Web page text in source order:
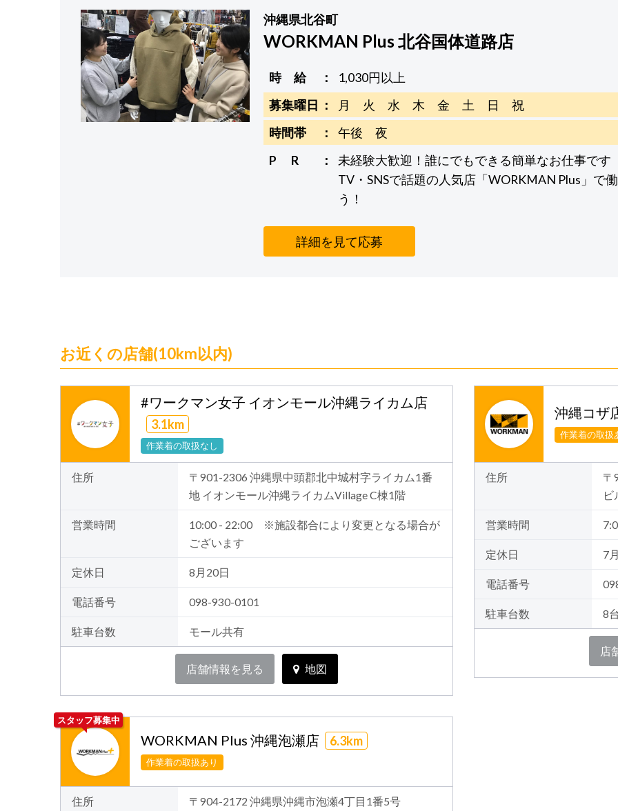
沖縄県北谷町
WORKMAN Plus 北谷国体道路店
時 給
1,030円以上
募集曜日
月 火 水 木 金 土 日 祝
時間帯
午後 夜
P R
未経験大歓迎！誰にでもできる簡単なお仕事です
TV・SNSで話題の人気店「WORKMAN Plus」で
う！
詳細を見て応募
お近くの店舗(10km以内)
#ワークマン女子 イオンモール沖縄ライカム店
3.1km
作業着の取扱なし
住所
〒901-2306 沖縄県中頭郡北中城村字ライカム1番
地 イオンモール沖縄ライカムVillage C棟1階
営業時間
10:00 - 22:00 ※施設都合により変更となる場合が
ございます
定休日 8月20日
電話番号 098-930-0101
駐車台数 モール共有
店舗情報を見る 地図
沖縄コザ
作業着の取扱
住所
〒
ビ
営業時間
定休日 7
電話番号
駐車台数 8
店
スタッフ募集中
WORKMAN Plus 沖縄泡瀬店 6.3km
作業着の取扱あり
住所 〒904-2172 沖縄県沖縄市泡瀬4丁目1番5号